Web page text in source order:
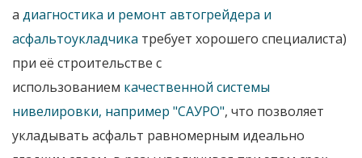
а диагностика и ремонт автогрейдера и
асфальтоукладчика требует хорошего специалиста)
при её строительстве с
использованием качественной системы
нивелировки, например "САУРО", что позволяет
укладывать асфальт равномерным идеально